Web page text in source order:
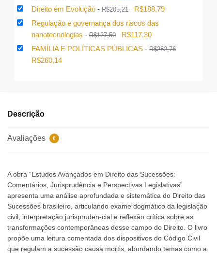
preço
era:
R$269,89.
preço
R$248,30.
Direito em Evolução - R$205,21
O
preço
original
R$188,79O
R$188,79.
Regulação e governança dos riscos das
nanotecnologias - R$127,50
O
preço
R$117,30O
preço
FAMÍLIA E POLÍTICAS PÚBLICAS - R$282,76
O
R$260,14O
Descrição
Avaliações 0
A obra “Estudos Avançados em Direito das Sucessões:
Comentários, Jurisprudência e Perspectivas Legislativas”
apresenta uma análise aprofundada e sistemática do Direito das
Sucessões brasileiro, articulando exame dogmático da legislação
civil, interpretação jurispruden-cial e reflexão crítica sobre as
transformações contemporâneas desse campo do Direito. O livro
propõe uma leitura comentada dos dispositivos do Código Civil
que regulam a sucessão causa mortis, abordando temas como a